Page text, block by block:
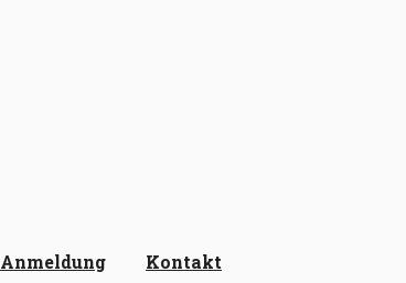
Anmeldung Kontakt